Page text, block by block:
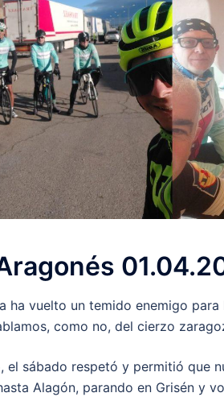
ha vuelto un temido enemigo
como no, del cierzo
el sábado respetó y permitió que
Alagón, parando en Grisén y